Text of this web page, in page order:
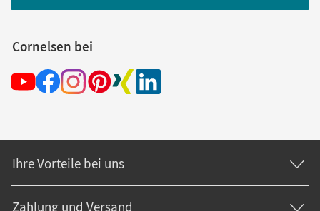
Cornelsen bei
Ihre Vorteile bei uns
Zahlung und Versand